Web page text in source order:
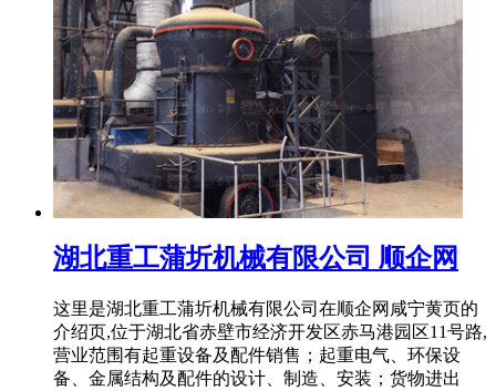
湖北重工蒲圻机械有限公司 顺企网
这里是湖北重工蒲圻机械有限公司在顺企网咸宁黄页的
介绍页,位于湖北省赤壁市经济开发区赤马港园区11号路,
营业范围有起重设备及配件销售；起重电气、环保设
备、金属结构及配件的设计、制造、安装；货物进出